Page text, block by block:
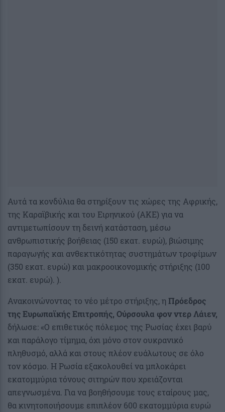
Αυτά τα κονδύλια θα στηρίξουν τις χώρες της Αφρικής,
της Καραϊβικής και του Ειρηνικού (ΑΚΕ) για να
αντιμετωπίσουν τη δεινή κατάσταση, μέσω
ανθρωπιστικής βοήθειας (150 εκατ. ευρώ), βιώσιμης
παραγωγής και ανθεκτικότητας συστημάτων τροφίμων
(350 εκατ. ευρώ) και μακροοικονομικής στήριξης (100
εκατ. ευρώ). ).
Ανακοινώνοντας το νέο μέτρο στήριξης, η Πρόεδρος
της Ευρωπαϊκής Επιτροπής, Ούρσουλα φον ντερ Λάιεν,
δήλωσε: «Ο επιθετικός πόλεμος της Ρωσίας έχει βαρύ
και παράλογο τίμημα, όχι μόνο στον ουκρανικό
πληθυσμό, αλλά και στους πλέον ευάλωτους σε όλο
τον κόσμο. Η Ρωσία εξακολουθεί να μπλοκάρει
εκατομμύρια τόνους σιτηρών που χρειάζονται
απεγνωσμένα. Για να βοηθήσουμε τους εταίρους μας,
θα κινητοποιήσουμε επιπλέον 600 εκατομμύρια ευρώ